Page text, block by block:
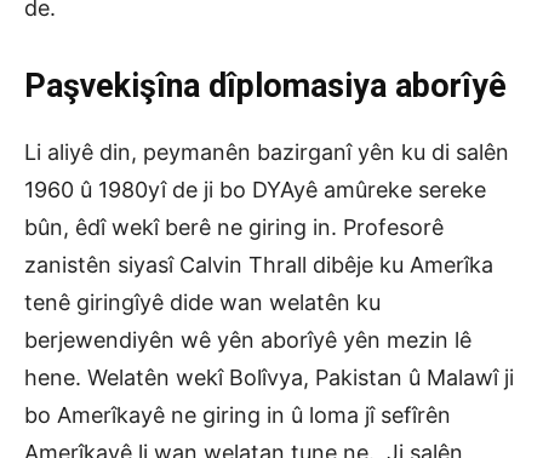
de.
Paşvekişîna dîplomasiya aborîyê
Li aliyê din, peymanên bazirganî yên ku di salên
1960 û 1980yî de ji bo DYAyê amûreke sereke
bûn, êdî wekî berê ne giring in. Profesorê
zanistên siyasî Calvin Thrall dibêje ku Amerîka
tenê giringîyê dide wan welatên ku
berjewendiyên wê yên aborîyê yên mezin lê
hene. Welatên wekî Bolîvya, Pakistan û Malawî ji
bo Amerîkayê ne giring in û loma jî sefîrên
Amerîkayê li wan welatan tune ne. Ji salên